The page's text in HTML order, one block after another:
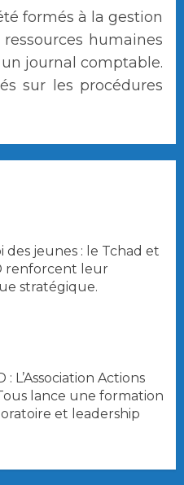
formés à la gestion
humaines
journal comptable.
sur les procédures
des jeunes : le Tchad et
renforcent leur
stratégique.
: L’Association Actions
lance une formation
et leadership